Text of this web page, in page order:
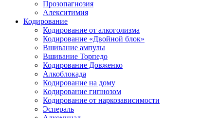
Прозопагнозия
Алекситимия
Кодирование
Кодирование от алкоголизма
Кодирование «Двойной блок»
Вшивание ампулы
Вшивание Торпедо
Кодирование Довженко
Алкоблокада
Кодирование на дому
Кодирование гипнозом
Кодирование от наркозависимости
Эспераль